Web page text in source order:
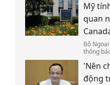
thân, tái
thử
Mỹ
quan
Bộ
thông
nước
Bản,
'Nên
động